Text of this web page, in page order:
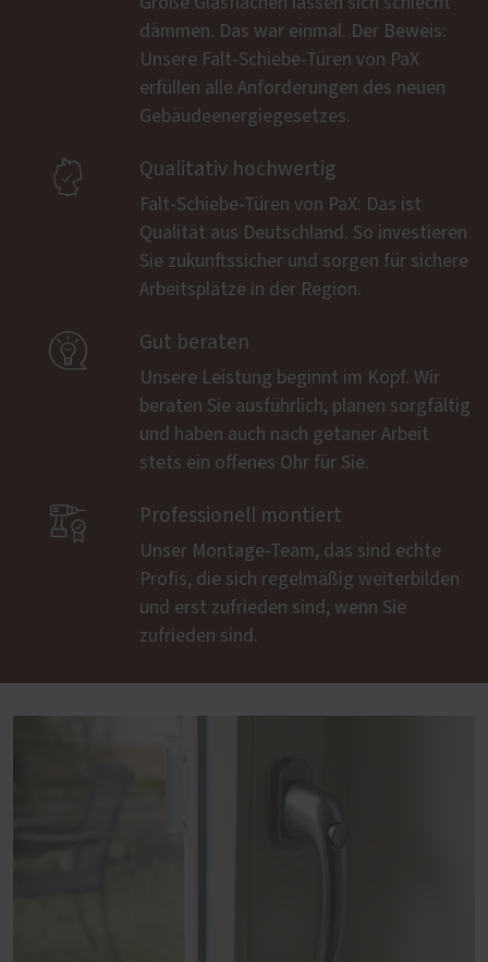
dämmen. Das war einmal. Der Beweis:
Unsere Falt-Schiebe-Türen von PaX
erfüllen alle Anforderungen des neuen
Gebäudeenergiegesetzes.
 Qualitativ hochwertig
Falt-Schiebe-Türen von PaX: Das ist
Qualität aus Deutschland. So investieren
Sie zukunftssicher und sorgen für sichere
Arbeitsplätze in der Region.
 Gut beraten
Unsere Leistung beginnt im Kopf. Wir
beraten Sie ausführlich, planen sorgfältig
und haben auch nach getaner Arbeit
stets ein offenes Ohr für Sie.
 Professionell montiert
Unser Montage-Team, das sind echte
Profis, die sich regelmäßig weiterbilden
und erst zufrieden sind, wenn Sie
zufrieden sind.